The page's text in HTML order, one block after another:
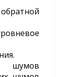
шумов